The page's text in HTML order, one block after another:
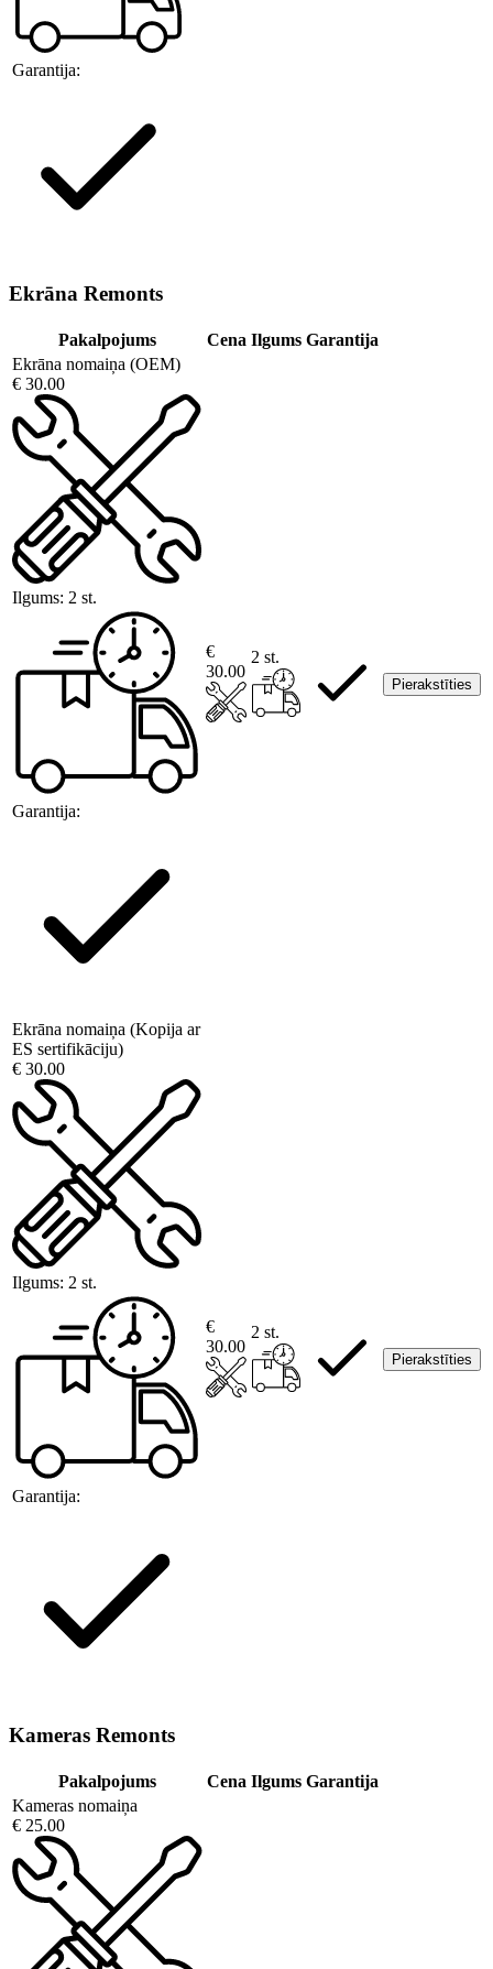
Garantija:
Ekrāna Remonts
Pakalpojums Cena Ilgums Garantija
Ekrāna nomaiņa (OEM)
€ 30.00
Ilgums: 2 st.
Garantija:
€
30.00
2 st.
Pierakstīties
Ekrāna nomaiņa (Kopija ar
ES sertifikāciju)
€ 30.00
Ilgums: 2 st.
Garantija:
€
30.00
2 st.
Pierakstīties
Kameras Remonts
Pakalpojums Cena Ilgums Garantija
Kameras nomaiņa
€ 25.00